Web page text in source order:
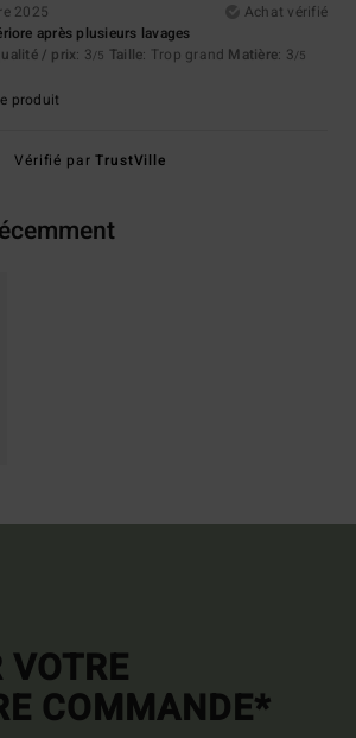
2025
Achat vérifié
après plusieurs lavages
/ prix: 3/5 Taille: Trop grand Matière: 3/5
produit
Vérifié parTrustVille
VOTRE
COMMANDE*